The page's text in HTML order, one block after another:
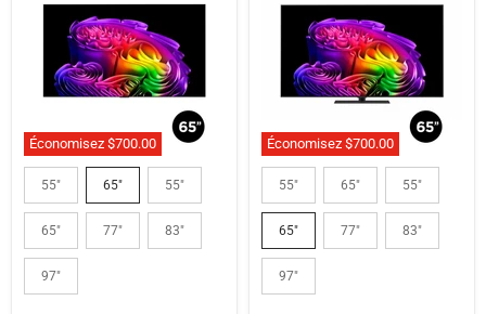
Économisez $700.00
LG
OLED65G6WUA
|
Téléviseur
65"
OLED
55" 65" 55"
65" 77" 83"
97"
Économisez $700.00
LG
OLED65G6SUB
|
Téléviseur
65"
-
OLED
55" 65" 55"
65" 77" 83"
97"